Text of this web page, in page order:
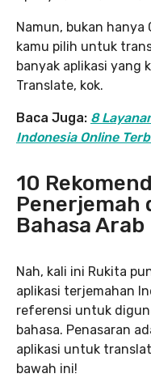
Namun, bukan hanya
kamu pilih untuk
banyak aplikasi yang
Translate, kok.
Baca Juga: 8
Indonesia Online
10
Penerjemah
Bahasa Arab
Nah, kali ini Rukita
aplikasi terjemahan
referensi untuk
bahasa. Penasaran
aplikasi untuk
bawah ini!